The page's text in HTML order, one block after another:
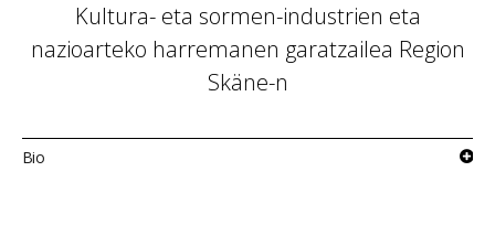
Kultura- eta sormen-industrien eta
nazioarteko harremanen garatzailea Region
Skäne-n
Bio